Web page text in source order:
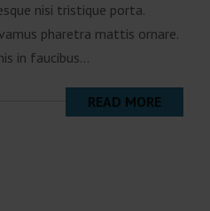
nisi tristique porta.
pharetra mattis ornare.
in faucibus...
READ MORE